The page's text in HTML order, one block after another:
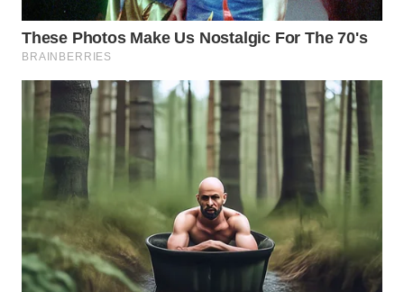
WN
SUKABUMI
WN
PURWAKARTA
WN
PRIANGAN
WN
SEMARANG